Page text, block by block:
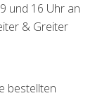
und 16 Uhr an
& Greiter
bestellten